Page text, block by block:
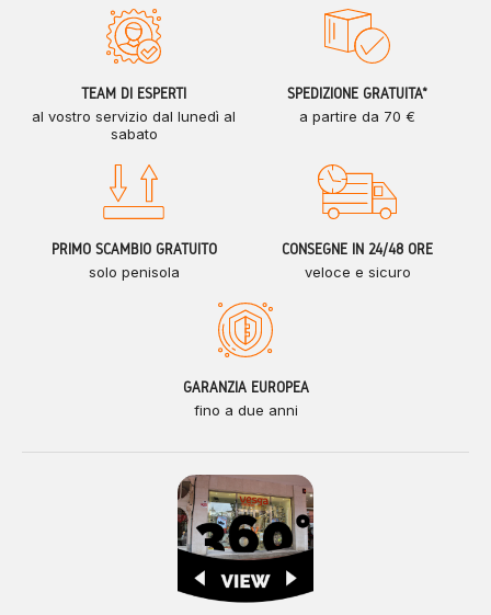
TEAM DI ESPERTI
al vostro servizio dal lunedì al
sabato
SPEDIZIONE GRATUITA*
a partire da 70 €
PRIMO SCAMBIO GRATUITO
solo penisola
CONSEGNE IN 24/48 ORE
veloce e sicuro
GARANZIA EUROPEA
fino a due anni